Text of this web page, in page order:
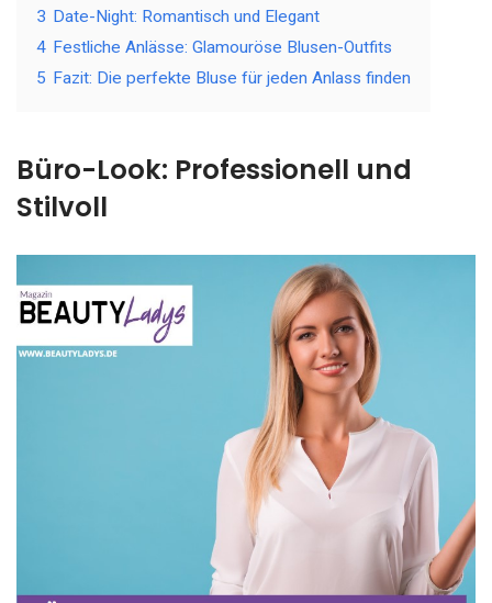
3 Date-Night: Romantisch und Elegant
4 Festliche Anlässe: Glamouröse Blusen-Outfits
5 Fazit: Die perfekte Bluse für jeden Anlass finden
Büro-Look: Professionell und
Stilvoll